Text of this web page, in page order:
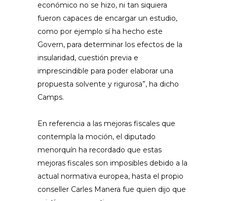
económico no se hizo, ni tan siquiera
fueron capaces de encargar un estudio,
como por ejemplo sí ha hecho este
Govern, para determinar los efectos de la
insularidad, cuestión previa e
imprescindible para poder elaborar una
propuesta solvente y rigurosa”, ha dicho
Camps.
En referencia a las mejoras fiscales que
contempla la moción, el diputado
menorquín ha recordado que estas
mejoras fiscales son imposibles debido a la
actual normativa europea, hasta el propio
conseller Carles Manera fue quien dijo que